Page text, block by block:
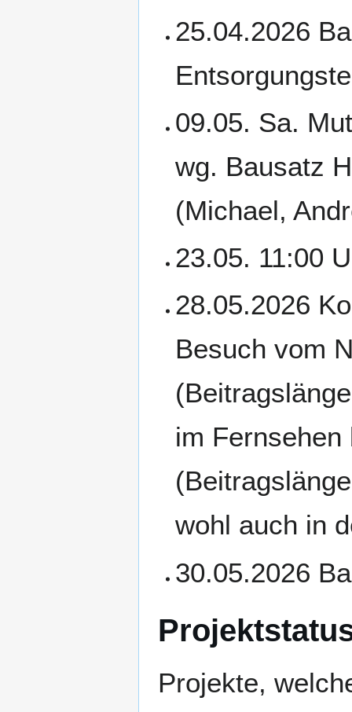
25.04.2026
09.05. Sa.
wg. Bausatz
(Michael,
23.05. 11:00
28.05.2026
Besuch vom
im
wohl auch in
30.05.2026
Projekte,